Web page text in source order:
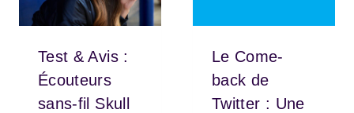
Test & Avis :
Écouteurs
sans-fil Skull
Le Come-
back de
Twitter : Une